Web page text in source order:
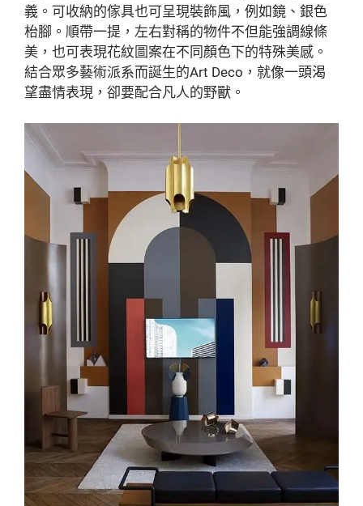
義。可收納的傢具也可呈現裝飾風，例如鏡、銀色
枱腳。順帶一提，左右對稱的物件不但能強調線條
美，也可表現花紋圖案在不同顏色下的特殊美感。
結合眾多藝術派系而誕生的Art Deco，就像一頭渴
望盡情表現，卻要配合凡人的野獸。